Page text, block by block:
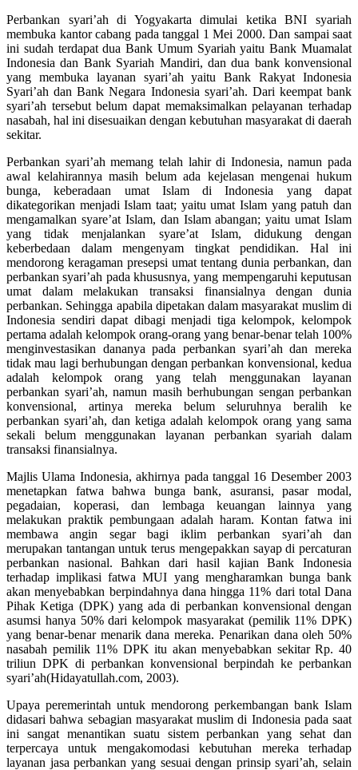
Perbankan syari’ah di Yogyakarta dimulai ketika BNI syariah
membuka kantor cabang pada tanggal 1 Mei 2000. Dan sampai saat
ini sudah terdapat dua Bank Umum Syariah yaitu Bank Muamalat
Indonesia dan Bank Syariah Mandiri, dan dua bank konvensional
yang membuka layanan syari’ah yaitu Bank Rakyat Indonesia
Syari’ah dan Bank Negara Indonesia syari’ah. Dari keempat bank
syari’ah tersebut belum dapat memaksimalkan pelayanan terhadap
nasabah, hal ini disesuaikan dengan kebutuhan masyarakat di daerah
sekitar.
Perbankan syari’ah memang telah lahir di Indonesia, namun pada
awal kelahirannya masih belum ada kejelasan mengenai hukum
bunga, keberadaan umat Islam di Indonesia yang dapat
dikategorikan menjadi Islam taat; yaitu umat Islam yang patuh dan
mengamalkan syare’at Islam, dan Islam abangan; yaitu umat Islam
yang tidak menjalankan syare’at Islam, didukung dengan
keberbedaan dalam mengenyam tingkat pendidikan. Hal ini
mendorong keragaman presepsi umat tentang dunia perbankan, dan
perbankan syari’ah pada khususnya, yang mempengaruhi keputusan
umat dalam melakukan transaksi finansialnya dengan dunia
perbankan. Sehingga apabila dipetakan dalam masyarakat muslim di
Indonesia sendiri dapat dibagi menjadi tiga kelompok, kelompok
pertama adalah kelompok orang-orang yang benar-benar telah 100%
menginvestasikan dananya pada perbankan syari’ah dan mereka
tidak mau lagi berhubungan dengan perbankan konvensional, kedua
adalah kelompok orang yang telah menggunakan layanan
perbankan syari’ah, namun masih berhubungan sengan perbankan
konvensional, artinya mereka belum seluruhnya beralih ke
perbankan syari’ah, dan ketiga adalah kelompok orang yang sama
sekali belum menggunakan layanan perbankan syariah dalam
transaksi finansialnya.
Majlis Ulama Indonesia, akhirnya pada tanggal 16 Desember 2003
menetapkan fatwa bahwa bunga bank, asuransi, pasar modal,
pegadaian, koperasi, dan lembaga keuangan lainnya yang
melakukan praktik pembungaan adalah haram. Kontan fatwa ini
membawa angin segar bagi iklim perbankan syari’ah dan
merupakan tantangan untuk terus mengepakkan sayap di percaturan
perbankan nasional. Bahkan dari hasil kajian Bank Indonesia
terhadap implikasi fatwa MUI yang mengharamkan bunga bank
akan menyebabkan berpindahnya dana hingga 11% dari total Dana
Pihak Ketiga (DPK) yang ada di perbankan konvensional dengan
asumsi hanya 50% dari kelompok masyarakat (pemilik 11% DPK)
yang benar-benar menarik dana mereka. Penarikan dana oleh 50%
nasabah pemilik 11% DPK itu akan menyebabkan sekitar Rp. 40
triliun DPK di perbankan konvensional berpindah ke perbankan
syari’ah(Hidayatullah.com, 2003).
Upaya peremerintah untuk mendorong perkembangan bank Islam
didasari bahwa sebagian masyarakat muslim di Indonesia pada saat
ini sangat menantikan suatu sistem perbankan yang sehat dan
terpercaya untuk mengakomodasi kebutuhan mereka terhadap
layanan jasa perbankan yang sesuai dengan prinsip syari’ah, selain